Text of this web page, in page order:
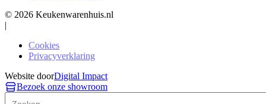
© 2026 Keukenwarenhuis.nl
|
Cookies
Privacyverklaring
Website doorDigital Impact
Bezoek onze showroom